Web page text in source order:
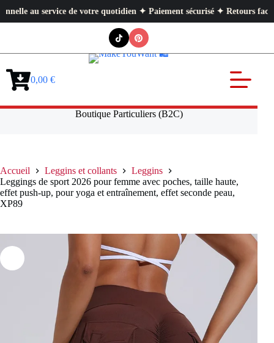
service de votre quotidien ✦ Paiement sécurisé ✦ Retours faciles
Panier0,00 €
Boutique Particuliers (B2C)
Accueil Leggins et collants
Leggins
Leggings de sport 2026 pour femme avec poches, taille haute,
effet push-up, pour yoga et entraînement, effet seconde peau,
XP89